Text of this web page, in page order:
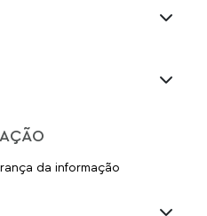
da informação